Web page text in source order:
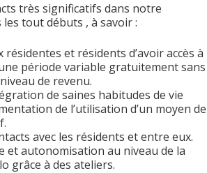
très significatifs dans notre
tout débuts , à savoir :
et résidents d’avoir accès à
période variable gratuitement sans
de revenu.
de saines habitudes de vie
de l’utilisation d’un moyen de
avec les résidents et entre eux.
et autonomisation au niveau de la
grâce à des ateliers.